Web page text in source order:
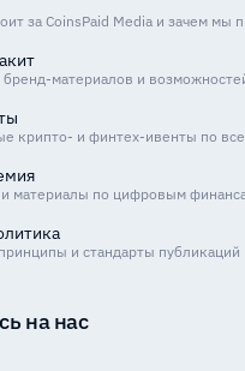
за CoinsPaid Media и зачем мы
материалов и
крипто- и финтех-ивенты по
и материалы по цифровым
и стандарты публикаций
на нас